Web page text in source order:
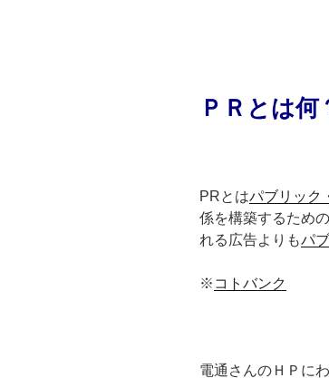
ＰＲとは何
PRとはパブリック
係を構築するため
れる広告よりもパ
※ コトバンク
電通さんのＨＰに